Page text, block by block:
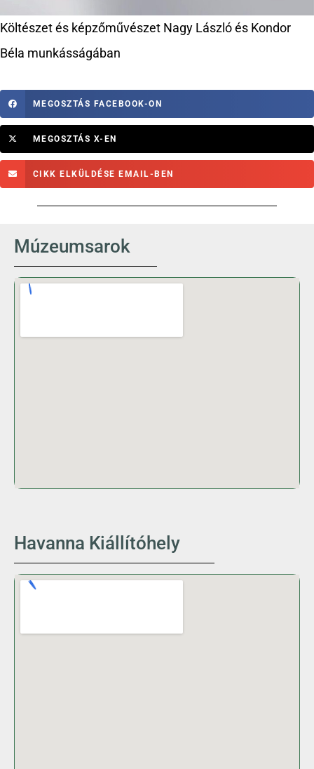
Költészet és képzőművészet Nagy László és Kondor
Béla munkásságában
MEGOSZTÁS FACEBOOK-ON
MEGOSZTÁS X-EN
CIKK ELKÜLDÉSE EMAIL-BEN
Múzeumsarok
Havanna Kiállítóhely